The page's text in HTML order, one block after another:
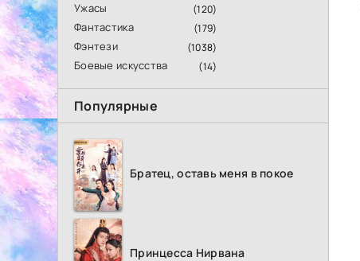
Ужасы (120)
Фантастика (179)
Фэнтези (1038)
Боевые искусства (14)
Популярные
Братец, оставь меня в покое
Принцесса Нирвана